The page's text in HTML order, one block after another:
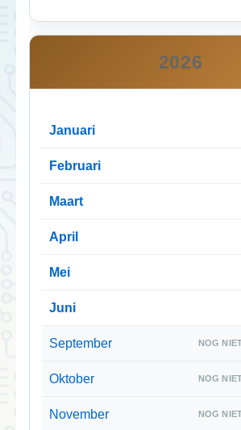
2026
Januari
Februari
Maart
April
Mei
Juni
September
Oktober
November